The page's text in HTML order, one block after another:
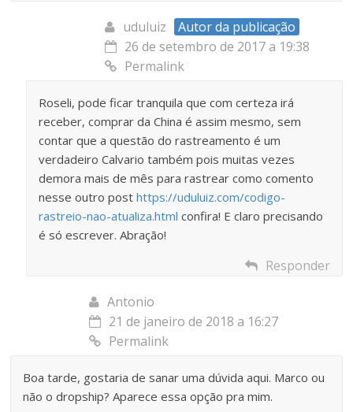
uduluiz
Autor da publicação
26 de setembro de 2017 a 19:38
Permalink
Roseli, pode ficar tranquila que com certeza irá
receber, comprar da China é assim mesmo, sem
contar que a questão do rastreamento é um
verdadeiro Calvario também pois muitas vezes
demora mais de mês para rastrear como comento
nesse outro posthttps://uduluiz.com/codigo-
rastreio-nao-atualiza.html confira! E claro precisando
é só escrever. Abração!
Responder
Antonio
21 de janeiro de 2018 a 16:27
Permalink
Boa tarde, gostaria de sanar uma dúvida aqui. Marco ou
não o dropship? Aparece essa opção pra mim.